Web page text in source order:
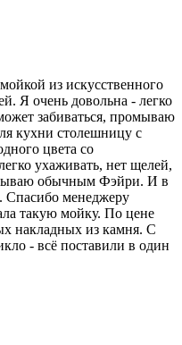
из искусственного
Я очень довольна - легко
забиваться, промываю
кухни столешницу с
цвета со
ухаживать, нет щелей,
обычным Фэйри. И в
Спасибо менеджеру
такую мойку. По цене
накладных из камня. С
- всё поставили в один